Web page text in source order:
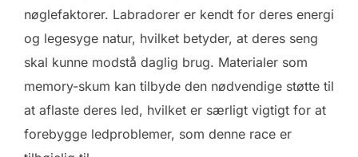
nøglefaktorer. Labradorer er kendt for deres energi
og legesyge natur, hvilket betyder, at deres seng
skal kunne modstå daglig brug. Materialer som
memory-skum kan tilbyde den nødvendige støtte til
at aflaste deres led, hvilket er særligt vigtigt for at
forebygge ledproblemer, som denne race er